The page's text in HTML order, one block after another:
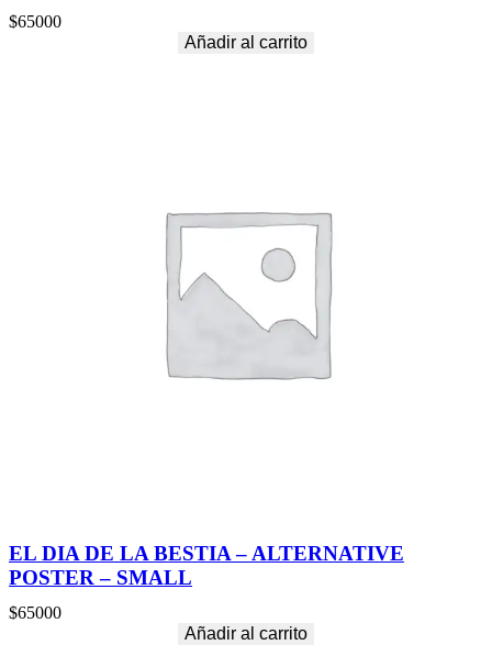
$65000
Añadir al carrito
EL DIA DE LA BESTIA – ALTERNATIVE
POSTER – SMALL
$65000
Añadir al carrito